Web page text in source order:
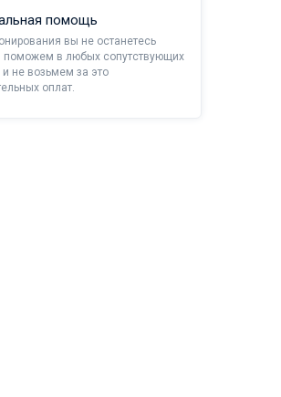
помощь
вы не останетесь
в любых сопутствующих
и не возьмем за это
оплат.